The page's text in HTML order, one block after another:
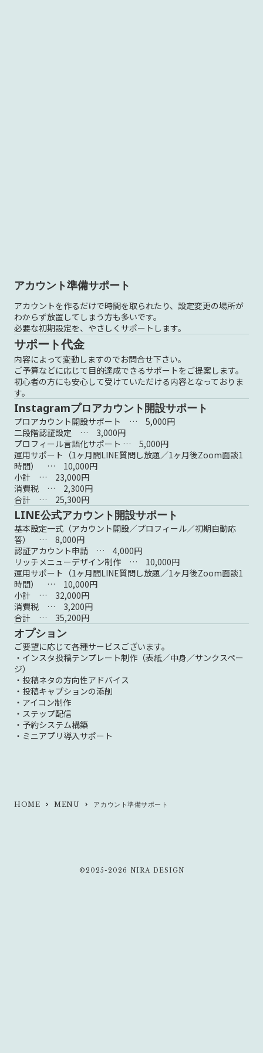
アカウント準備サポート
アカウントを作るだけで時間を取られたり、設定変更の場所が
わからず放置してしまう方も多いです。
必要な初期設定を、やさしくサポートします。
サポート代金
内容によって変動しますのでお問合せ下さい。
ご予算などに応じて目的達成できるサポートをご提案します。
初心者の方にも安心して受けていただける内容となっておりま
す。
Instagramプロアカウント開設サポート
プロアカウント開設サポート … 5,000円
二段階認証設定 … 3,000円
プロフィール言語化サポート … 5,000円
運用サポート（1ヶ月間LINE質問し放題／1ヶ月後Zoom面談1
時間） … 10,000円
小計 … 23,000円
消費税 … 2,300円
合計 … 25,300円
LINE公式アカウント開設サポート
基本設定一式（アカウント開設／プロフィール／初期自動応
答） … 8,000円
認証アカウント申請 … 4,000円
リッチメニューデザイン制作 … 10,000円
運用サポート（1ヶ月間LINE質問し放題／1ヶ月後Zoom面談1
時間） … 10,000円
小計 … 32,000円
消費税 … 3,200円
合計 … 35,200円
オプション
ご要望に応じて各種サービスございます。
・インスタ投稿テンプレート制作（表紙／中身／サンクスペー
ジ）
・投稿ネタの方向性アドバイス
・投稿キャプションの添削
・アイコン制作
・ステップ配信
・予約システム構築
・ミニアプリ導入サポート
HOME keyboard_arrow_right MENU keyboard_arrow_right アカウント準備サポート
©2025-2026 NIRA DESIGN